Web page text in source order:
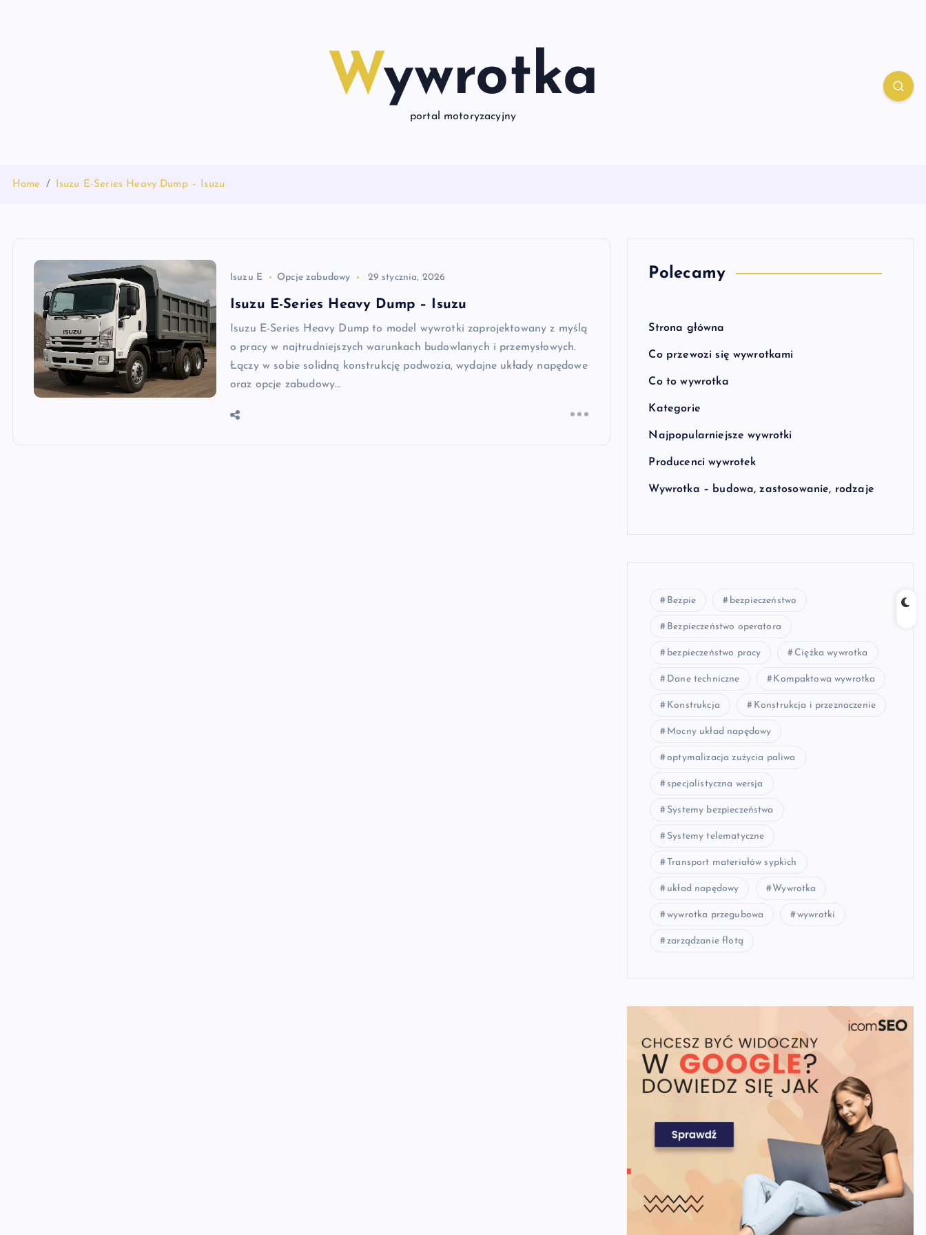
Wywrotka
portal motoryzacyjny
Home Isuzu E-Series Heavy Dump – Isuzu
Isuzu E Opcje zabudowy 29 stycznia, 2026
Isuzu E-Series Heavy Dump – Isuzu
Isuzu E-Series Heavy Dump to model wywrotki zaprojektowany z myślą
o pracy w najtrudniejszych warunkach budowlanych i przemysłowych.
Łączy w sobie solidną konstrukcję podwozia, wydajne układy napędowe
oraz opcje zabudowy…
Polecamy
Strona główna
Co przewozi się wywrotkami
Co to wywrotka
Kategorie
Najpopularniejsze wywrotki
Producenci wywrotek
Wywrotka – budowa, zastosowanie, rodzaje
Bezpie bezpieczeństwo
Bezpieczeństwo operatora
bezpieczeństwo pracy Ciężka wywrotka
Dane techniczne Kompaktowa wywrotka
Konstrukcja Konstrukcja i przeznaczenie
Mocny układ napędowy
optymalizacja zużycia paliwa
specjalistyczna wersja
Systemy bezpieczeństwa
Systemy telematyczne
Transport materiałów sypkich
układ napędowy Wywrotka
wywrotka przegubowa wywrotki
zarządzanie flotą